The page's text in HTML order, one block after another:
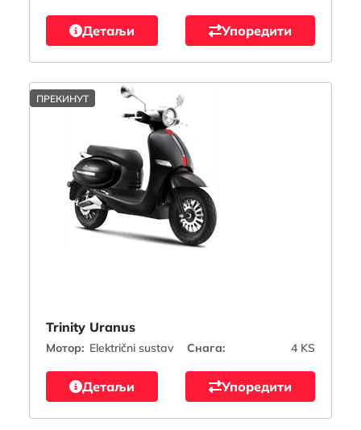
Детаљи Упоредити
ПРЕКИНУТ
Trinity Uranus
Мотор: Električni sustav Снага: 4 KS
Детаљи Упоредити